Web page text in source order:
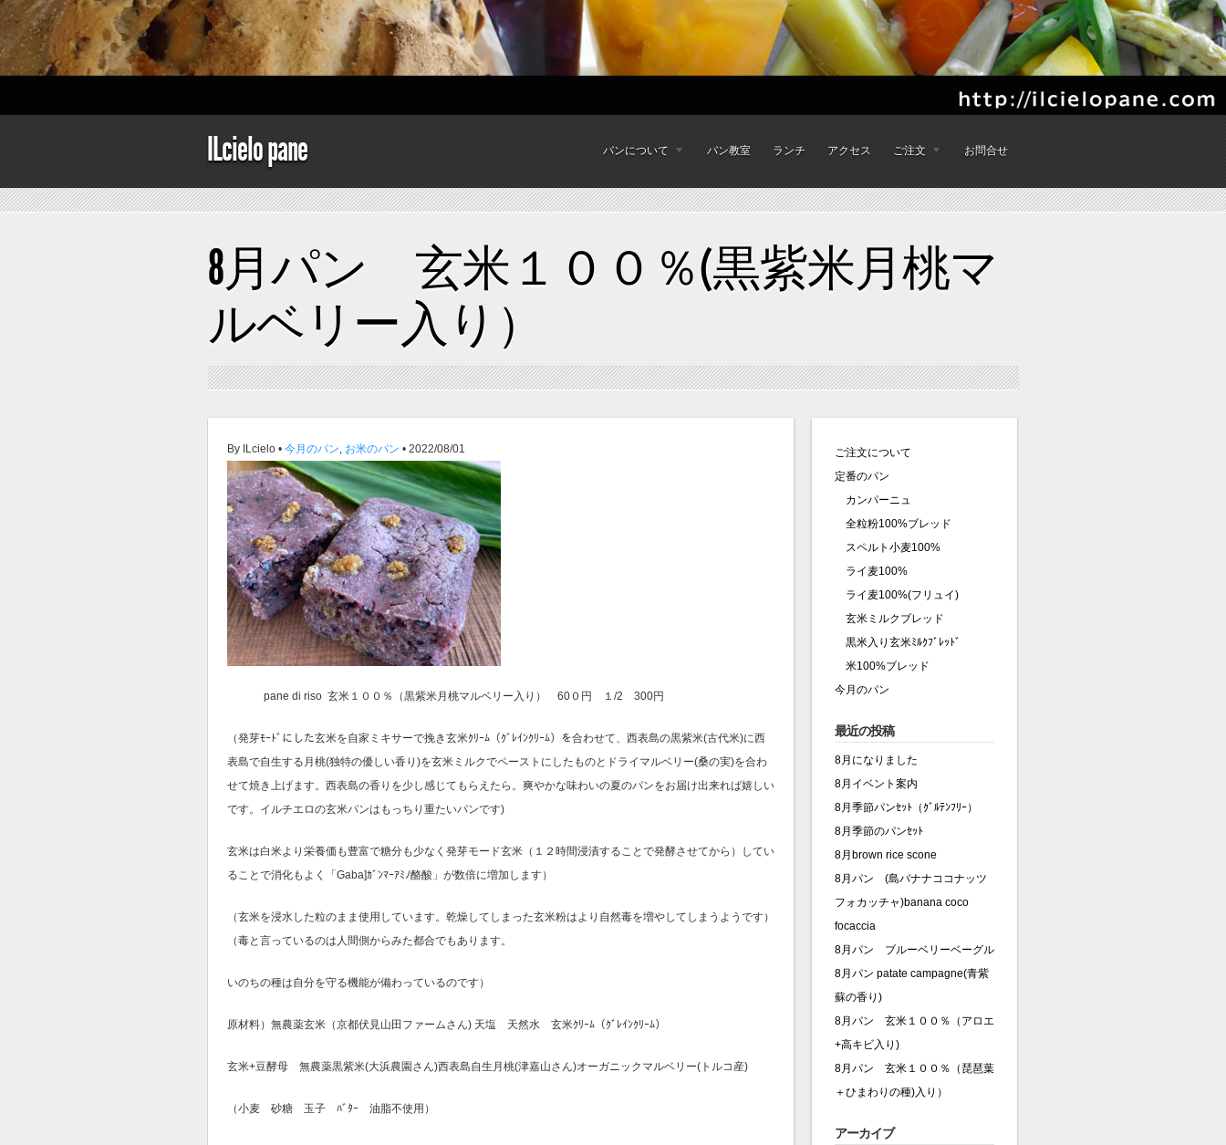
ILcielo pane パンについて パン教室 ランチ アクセス ご注文 お問合せ
8月パン 玄米１００％(黒紫米月桃マ
ルベリー入り）
By ILcielo • 今月のパン, お米のパン • 2022/08/01
pane di riso 玄米１００％（黒紫米月桃マルベリー入り） 60０円 １/2 300円
（発芽ﾓｰﾄﾞにした玄米を自家ミキサーで挽き玄米ｸﾘｰﾑ（ｸﾞﾚｲﾝｸﾘｰﾑ）を合わせて、西表島の黒紫米(古代米)に西
表島で自生する月桃(独特の優しい香り)を玄米ミルクでペーストにしたものとドライマルベリー(桑の実)を合わ
せて焼き上げます。西表島の香りを少し感じてもらえたら。爽やかな味わいの夏のパンをお届け出来れば嬉しい
です。イルチエロの玄米パンはもっちり重たいパンです)
玄米は白米より栄養価も豊富で糖分も少なく発芽モード玄米（１２時間浸漬することで発酵させてから）してい
ることで消化もよく「Gaba]ｶﾞﾝﾏｰｱﾐﾉ酪酸」が数倍に増加します）
（玄米を浸水した粒のまま使用しています。乾燥してしまった玄米粉はより自然毒を増やしてしまうようです）
（毒と言っているのは人間側からみた都合でもあります。
いのちの種は自分を守る機能が備わっているのです）
原材料）無農薬玄米（京都伏見山田ファームさん) 天塩 天然水 玄米ｸﾘｰﾑ（ｸﾞﾚｲﾝｸﾘｰﾑ）
玄米+豆酵母 無農薬黒紫米(大浜農園さん)西表島自生月桃(津嘉山さん)オーガニックマルベリー(トルコ産)
（小麦 砂糖 玉子 ﾊﾞﾀｰ 油脂不使用）
ご注文について
定番のパン
カンパーニュ
全粒粉100%ブレッド
スペルト小麦100%
ライ麦100%
ライ麦100%(フリュイ)
玄米ミルクブレッド
黒米入り玄米ﾐﾙｸﾌﾞﾚｯﾄﾞ
米100%ブレッド
今月のパン
最近の投稿
8月になりました
8月イベント案内
8月季節パンｾｯﾄ（ｸﾞﾙﾃﾝﾌﾘｰ）
8月季節のパンｾｯﾄ
8月brown rice scone
8月パン (島バナナココナッツ
フォカッチャ)banana coco
focaccia
8月パン ブルーベリーベーグル
8月パン patate campagne(青紫
蘇の香り)
8月パン 玄米１００％（アロエ
+高キビ入り)
8月パン 玄米１００％（琵琶葉
＋ひまわりの種)入り）
アーカイブ